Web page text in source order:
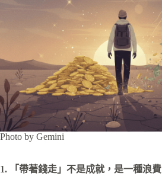
Photo by Gemini
1. 「帶著錢走」不是成就，是一種浪費